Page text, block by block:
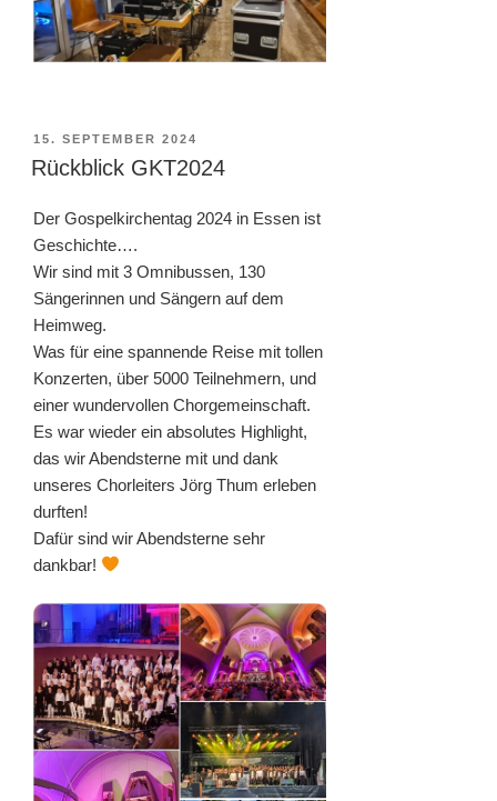
VERÖFFENTLICHT
AM
15. SEPTEMBER 2024
Rückblick GKT2024
Der Gospelkirchentag 2024 in Essen ist
Geschichte….
Wir sind mit 3 Omnibussen, 130
Sängerinnen und Sängern auf dem
Heimweg.
Was für eine spannende Reise mit tollen
Konzerten, über 5000 Teilnehmern, und
einer wundervollen Chorgemeinschaft.
Es war wieder ein absolutes Highlight,
das wir Abendsterne mit und dank
unseres Chorleiters Jörg Thum erleben
durften!
Dafür sind wir Abendsterne sehr
dankbar!